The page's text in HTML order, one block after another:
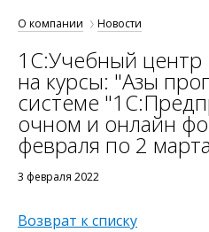
О компании Новости
1С:Учебный центр
на курсы: "Азы
системе
очном и онлайн
февраля по 2
3 февраля 2022
Возврат к списку